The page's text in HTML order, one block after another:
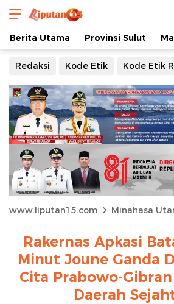
Berita Utama Provinsi Sulut
Redaksi Kode Etik Kode Etik
www.liputan15.com Minahasa
Rakernas Apkasi
Minut Joune Ganda
Cita Prabowo-
Daerah